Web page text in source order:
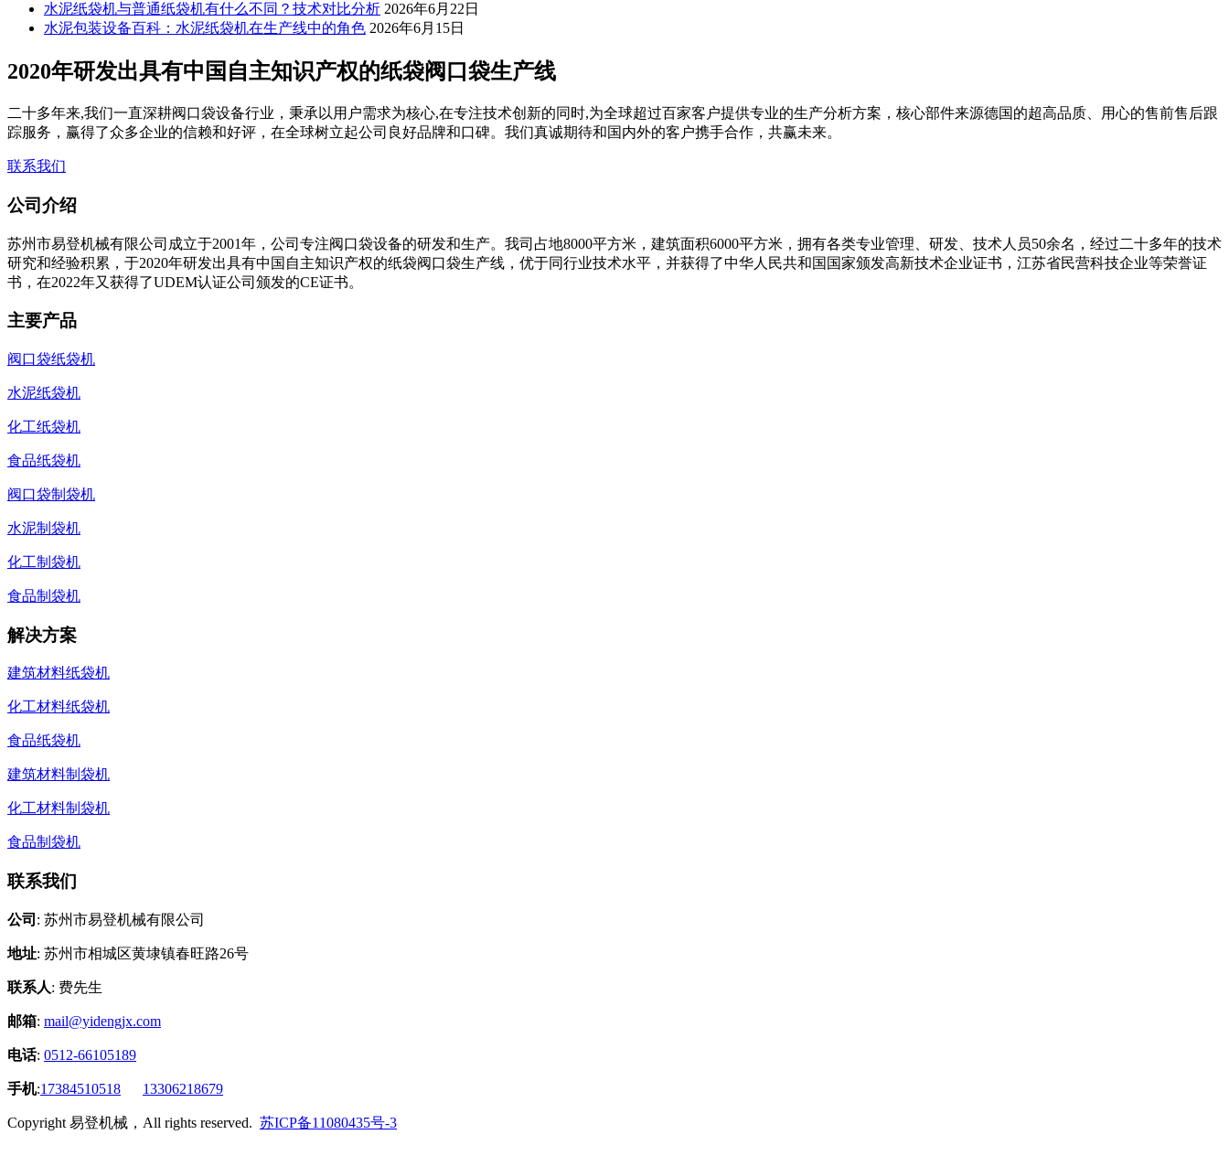
水泥纸袋机与普通纸袋机有什么不同？技术对比分析 2026年6月22日
水泥包装设备百科：水泥纸袋机在生产线中的角色 2026年6月15日
2020年研发出具有中国自主知识产权的纸袋阀口袋生产线
二十多年来,我们一直深耕阀口袋设备行业，秉承以用户需求为核心,在专注技术创新的同时,为全球超过百家客户提供专业的生产分析方案，核心部件来源德国的超高品质、用心的售前售后跟
踪服务，赢得了众多企业的信赖和好评，在全球树立起公司良好品牌和口碑。我们真诚期待和国内外的客户携手合作，共赢未来。
联系我们
公司介绍
苏州市易登机械有限公司成立于2001年，公司专注阀口袋设备的研发和生产。我司占地8000平方米，建筑面积6000平方米，拥有各类专业管理、研发、技术人员50余名，经过二十多年的技术
研究和经验积累，于2020年研发出具有中国自主知识产权的纸袋阀口袋生产线，优于同行业技术水平，并获得了中华人民共和国国家颁发高新技术企业证书，江苏省民营科技企业等荣誉证
书，在2022年又获得了UDEM认证公司颁发的CE证书。
主要产品
阀口袋纸袋机
水泥纸袋机
化工纸袋机
食品纸袋机
阀口袋制袋机
水泥制袋机
化工制袋机
食品制袋机
解决方案
建筑材料纸袋机
化工材料纸袋机
食品纸袋机
建筑材料制袋机
化工材料制袋机
食品制袋机
联系我们
公司 : 苏州市易登机械有限公司
地址: 苏州市相城区黄埭镇春旺路26号
联系人: 费先生
邮箱: mail@yidengjx.com
电话: 0512-66105189
手机:17384510518 13306218679
Copyright 易登机械，All rights reserved. 苏ICP备11080435号-3